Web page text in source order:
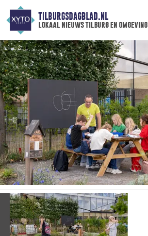
TILBURGSDAGBLAD.NL
lokaal nieuws tilburg en omgeving